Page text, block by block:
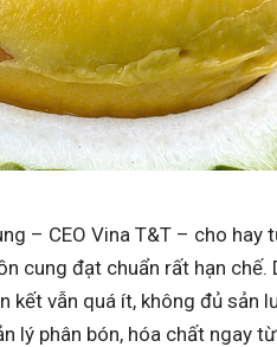
– CEO Vina T&T – cho hay
cung đạt chuẩn rất hạn chế.
vẫn quá ít, không đủ sản
lý phân bón, hóa chất ngay